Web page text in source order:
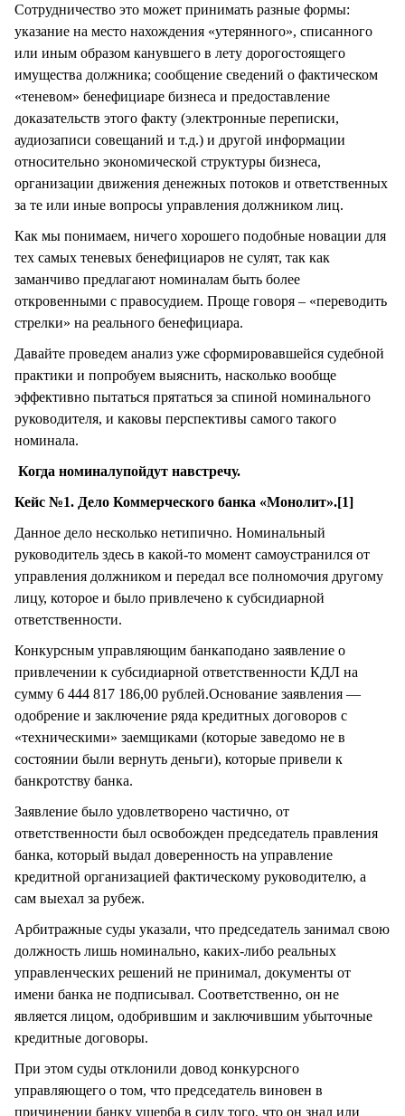
Сотрудничество это может принимать разные формы:
указание на место нахождения «утерянного», списанного
или иным образом канувшего в лету дорогостоящего
имущества должника; сообщение сведений о фактическом
«теневом» бенефициаре бизнеса и предоставление
доказательств этого факту (электронные переписки,
аудиозаписи совещаний и т.д.) и другой информации
относительно экономической структуры бизнеса,
организации движения денежных потоков и ответственных
за те или иные вопросы управления должником лиц.
Как мы понимаем, ничего хорошего подобные новации для
тех самых теневых бенефициаров не сулят, так как
заманчиво предлагают номиналам быть более
откровенными с правосудием. Проще говоря – «переводить
стрелки» на реального бенефициара.
Давайте проведем анализ уже сформировавшейся судебной
практики и попробуем выяснить, насколько вообще
эффективно пытаться прятаться за спиной номинального
руководителя, и каковы перспективы самого такого
номинала.
Когда номиналупойдут навстречу.
Кейс №1. Дело Коммерческого банка «Монолит».[1]
Данное дело несколько нетипично. Номинальный
руководитель здесь в какой-то момент самоустранился от
управления должником и передал все полномочия другому
лицу, которое и было привлечено к субсидиарной
ответственности.
Конкурсным управляющим банкаподано заявление о
привлечении к субсидиарной ответственности КДЛ на
сумму 6 444 817 186,00 рублей.Основание заявления —
одобрение и заключение ряда кредитных договоров с
«техническими» заемщиками (которые заведомо не в
состоянии были вернуть деньги), которые привели к
банкротству банка.
Заявление было удовлетворено частично, от
ответственности был освобожден председатель правления
банка, который выдал доверенность на управление
кредитной организацией фактическому руководителю, а
сам выехал за рубеж.
Арбитражные суды указали, что председатель занимал свою
должность лишь номинально, каких-либо реальных
управленческих решений не принимал, документы от
имени банка не подписывал. Соответственно, он не
является лицом, одобрившим и заключившим убыточные
кредитные договоры.
При этом суды отклонили довод конкурсного
управляющего о том, что председатель виновен в
причинении банку ущерба в силу того, что он знал или